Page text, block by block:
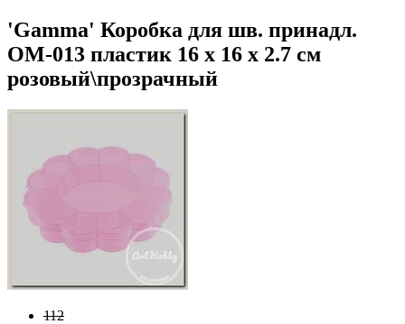
'Gamma' Коробка для шв. принадл.
OM-013 пластик 16 x 16 x 2.7 см
розовый\прозрачный
112